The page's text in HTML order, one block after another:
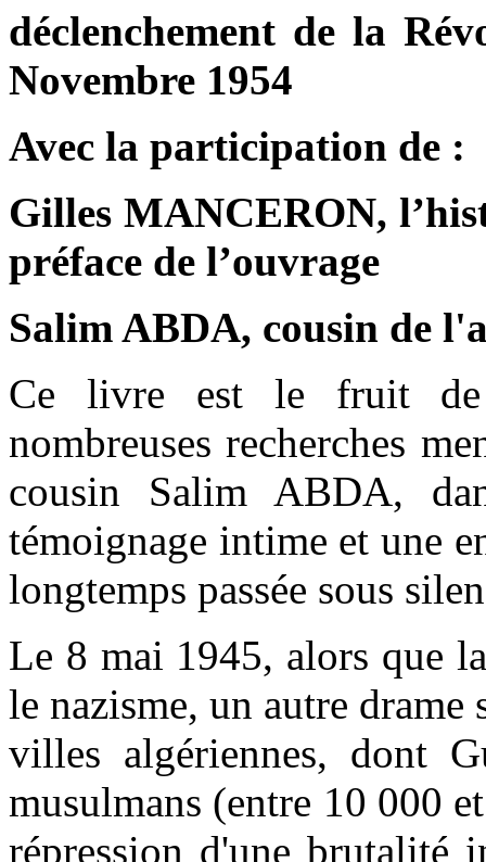
déclenchement de la
Novembre 1954
Avec la participation de :
Gilles MANCERON,
préface de l’ouvrage
Salim ABDA, cousin de
Ce livre est le fruit de
nombreuses recherches
cousin Salim ABDA,
témoignage intime et une
longtemps passée sous
Le 8 mai 1945, alors que
le nazisme, un autre
villes algériennes, dont
musulmans (entre 10 000
répression d'une brutalité